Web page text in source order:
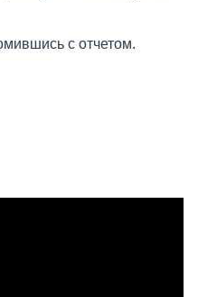
с отчетом.